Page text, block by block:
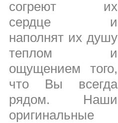
согреют их
сердце и
наполнят их душу
теплом и
ощущением того,
что Вы всегда
рядом. Наши
оригинальные